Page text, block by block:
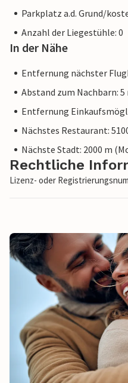
Parkplatz a.d. Grund/
Anzahl der Liegestühle: 0
In der Nähe
Entfernung nächster
Abstand zum Nachbarn: 5
Entfernung
Nächstes Restaurant:
Nächste Stadt: 2000 m
Rechtliche
Lizenz- oder